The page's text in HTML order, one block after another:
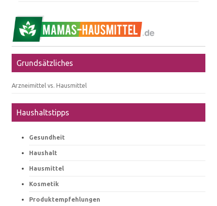
Grundsätzliches
Arzneimittel vs. Hausmittel
Haushaltstipps
Gesundheit
Haushalt
Hausmittel
Kosmetik
Produktempfehlungen